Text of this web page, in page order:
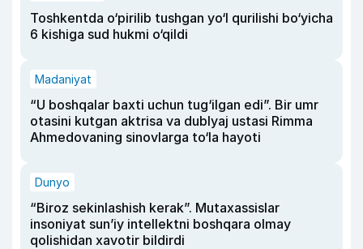
Toshkentda o‘pirilib tushgan yo‘l qurilishi bo‘yicha
6 kishiga sud hukmi o‘qildi
Madaniyat
“U boshqalar baxti uchun tug‘ilgan edi”. Bir umr
otasini kutgan aktrisa va dublyaj ustasi Rimma
Ahmedovaning sinovlarga to‘la hayoti
Dunyo
“Biroz sekinlashish kerak”. Mutaxassislar
insoniyat sun’iy intellektni boshqara olmay
qolishidan xavotir bildirdi